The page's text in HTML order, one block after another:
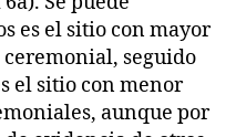
es el sitio con mayor
seguido
el sitio con menor
aunque por